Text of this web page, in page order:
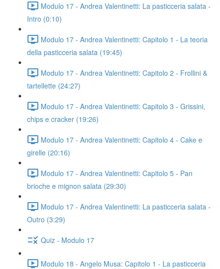
Modulo 17 - Andrea Valentinetti: La pasticceria salata -
Intro (0:10)
Modulo 17 - Andrea Valentinetti: Capitolo 1 - La teoria
della pasticceria salata (19:45)
Modulo 17 - Andrea Valentinetti: Capitolo 2 - Frollini &
tartellette (24:27)
Modulo 17 - Andrea Valentinetti: Capitolo 3 - Grissini,
chips e cracker (19:26)
Modulo 17 - Andrea Valentinetti: Capitolo 4 - Cake e
girelle (20:16)
Modulo 17 - Andrea Valentinetti: Capitolo 5 - Pan
brioche e mignon salata (29:30)
Modulo 17 - Andrea Valentinetti: La pasticceria salata -
Outro (3:29)
Quiz - Modulo 17
Modulo 18 - Angelo Musa: Capitolo 1 - La pasticceria